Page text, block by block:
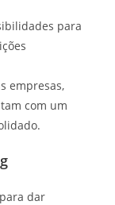
para
empresas,
com um
dar